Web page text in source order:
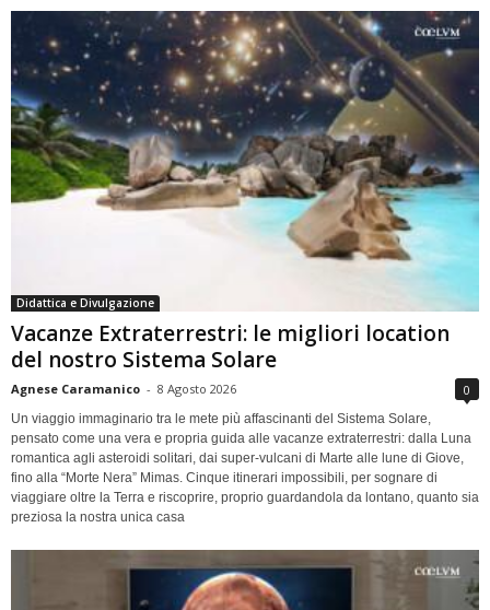
Didattica e Divulgazione
Vacanze Extraterrestri: le migliori location
del nostro Sistema Solare
Agnese Caramanico - 8 Agosto 2026 0
Un viaggio immaginario tra le mete più affascinanti del Sistema Solare,
pensato come una vera e propria guida alle vacanze extraterrestri: dalla Luna
romantica agli asteroidi solitari, dai super-vulcani di Marte alle lune di Giove,
fino alla “Morte Nera” Mimas. Cinque itinerari impossibili, per sognare di
viaggiare oltre la Terra e riscoprire, proprio guardandola da lontano, quanto sia
preziosa la nostra unica casa